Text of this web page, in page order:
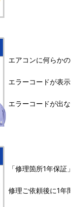
エアコンに何らか
エラーコードが表
エラーコードが出
「修理箇所1年保証
修理ご依頼後に1年